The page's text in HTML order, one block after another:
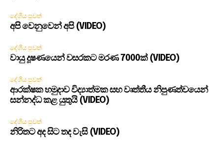
දේශීය පුවත්
අපි වෙනුවෙන් අපි (VIDEO)
දේශීය පුවත්
වායු දූෂණයෙන් වසරකට මරණ 7000ක් (VIDEO)
දේශීය පුවත්
ආරක්ෂක හමුදාව විද්‍යාත්මක සහ වෘත්තීය නිපුණත්වයෙන්
සන්නද්ධ කළ යුතුයි (VIDEO)
දේශීය පුවත්
නිරිතට අද සිට තද වැසි (VIDEO)